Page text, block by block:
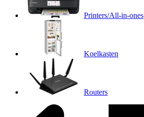
Printers/All-in-ones
Koelkasten
Routers